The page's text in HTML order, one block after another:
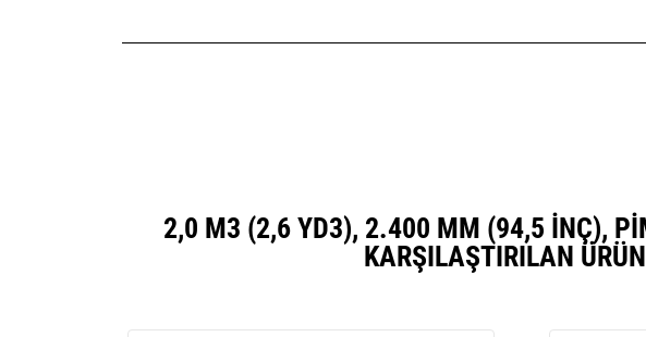
2,0 M3 (2,6 YD3), 2.400 MM (94,5 INÇ),
KARŞILAŞTIRILAN